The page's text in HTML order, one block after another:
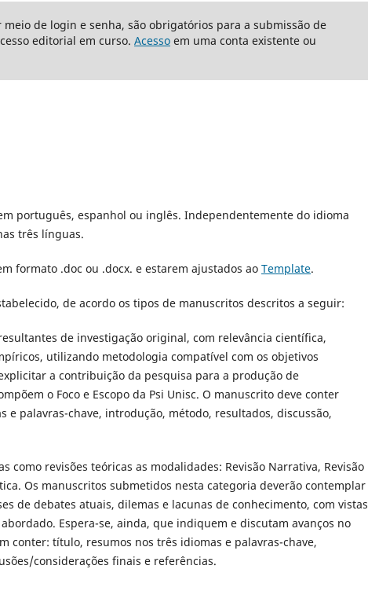
de login e senha, são obrigatórios para a submissão de
editorial em curso. Acesso em uma conta existente ou
português, espanhol ou inglês. Independentemente do idioma
três línguas.
formato .doc ou .docx. e estarem ajustados ao Template.
de acordo os tipos de manuscritos descritos a seguir:
de investigação original, com relevância científica,
utilizando metodologia compatível com os objetivos
a contribuição da pesquisa para a produção de
o Foco e Escopo da Psi Unisc. O manuscrito deve conter
palavras-chave, introdução, método, resultados, discussão,
como revisões teóricas as modalidades: Revisão Narrativa, Revisão
Os manuscritos submetidos nesta categoria deverão contemplar
de debates atuais, dilemas e lacunas de conhecimento, com vistas
Espera-se, ainda, que indiquem e discutam avanços no
conter: título, resumos nos três idiomas e palavras-chave,
considerações finais e referências.